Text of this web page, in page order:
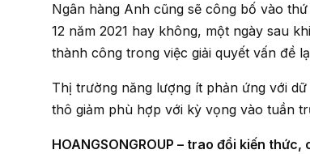
Ngân hàng Anh cũng sẽ công bố vào thứ Năm liệu họ có tạm dừng đợt tăng lãi suất kéo dài đến tháng
12 năm 2021 hay không, một ngày sau
thành công trong việc giải quyết vấn đề
Thị trường năng lượng ít phản ứng với dữ liệu năng lượng của Mỹ hôm thứ Tư cho thấy tồn kho dầu
thô giảm phù hợp với kỳ vọng vào tuần
HOANGSONGROUP – trao đổi kiến